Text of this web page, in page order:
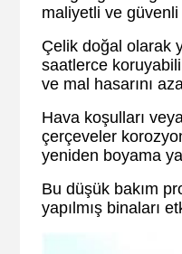
maliyetli ve güvenli
Çelik doğal olarak
saatlerce
ve mal hasarını
Hava koşulları
çerçeveler
yeniden boyama
Bu düşük bakım
yapılmış binaları